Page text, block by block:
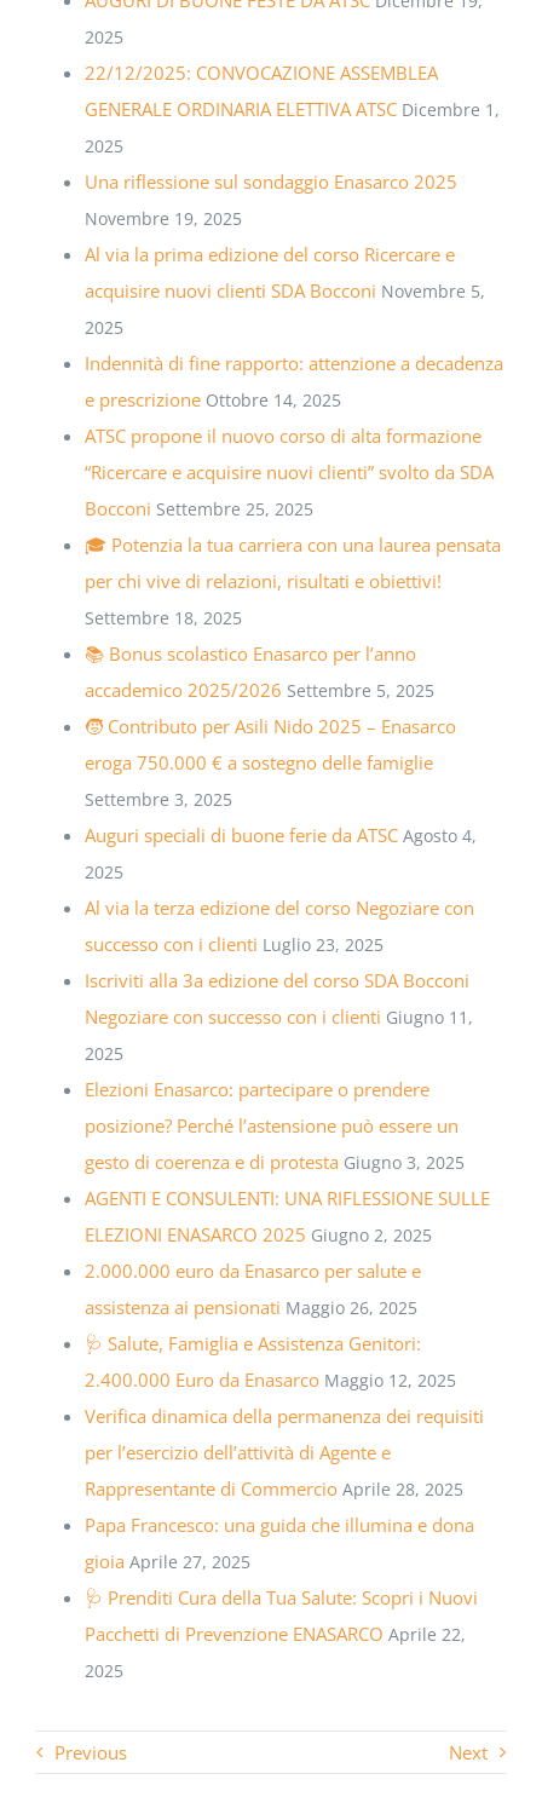
2025
22/12/2025: CONVOCAZIONE ASSEMBLEA
GENERALE ORDINARIA ELETTIVA ATSC Dicembre 1,
2025
Una riflessione sul sondaggio Enasarco 2025
Novembre 19, 2025
Al via la prima edizione del corso Ricercare e
acquisire nuovi clienti SDA Bocconi Novembre 5,
2025
Indennità di fine rapporto: attenzione a decadenza
e prescrizione Ottobre 14, 2025
ATSC propone il nuovo corso di alta formazione
“Ricercare e acquisire nuovi clienti” svolto da SDA
Bocconi Settembre 25, 2025
🎓 Potenzia la tua carriera con una laurea pensata
per chi vive di relazioni, risultati e obiettivi!
Settembre 18, 2025
📚 Bonus scolastico Enasarco per l’anno
accademico 2025/2026 Settembre 5, 2025
🧒 Contributo per Asili Nido 2025 – Enasarco
eroga 750.000 € a sostegno delle famiglie
Settembre 3, 2025
Auguri speciali di buone ferie da ATSC Agosto 4,
2025
Al via la terza edizione del corso Negoziare con
successo con i clienti Luglio 23, 2025
Iscriviti alla 3a edizione del corso SDA Bocconi
Negoziare con successo con i clienti Giugno 11,
2025
Elezioni Enasarco: partecipare o prendere
posizione? Perché l’astensione può essere un
gesto di coerenza e di protesta Giugno 3, 2025
AGENTI E CONSULENTI: UNA RIFLESSIONE SULLE
ELEZIONI ENASARCO 2025 Giugno 2, 2025
2.000.000 euro da Enasarco per salute e
assistenza ai pensionati Maggio 26, 2025
🩺 Salute, Famiglia e Assistenza Genitori:
2.400.000 Euro da Enasarco Maggio 12, 2025
Verifica dinamica della permanenza dei requisiti
per l’esercizio dell’attività di Agente e
Rappresentante di Commercio Aprile 28, 2025
Papa Francesco: una guida che illumina e dona
gioia Aprile 27, 2025
🩺 Prenditi Cura della Tua Salute: Scopri i Nuovi
Pacchetti di Prevenzione ENASARCO Aprile 22,
2025
Previous Next